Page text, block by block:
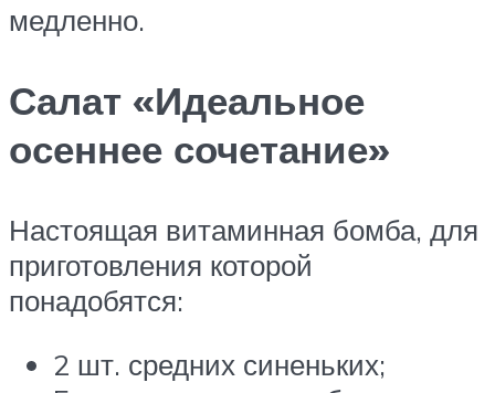
медленно.
Салат «Идеальное
осеннее сочетание»
Настоящая витаминная бомба, для
приготовления которой
понадобятся:
2 шт. средних синеньких;